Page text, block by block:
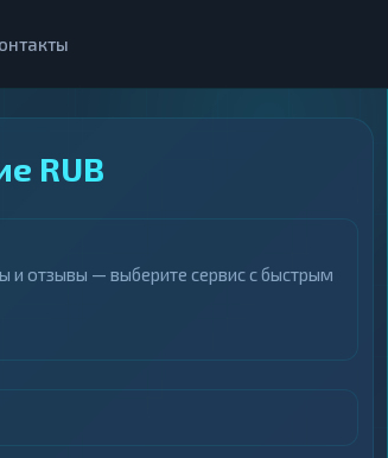
RUB
и отзывы — выберите сервис с быстрым